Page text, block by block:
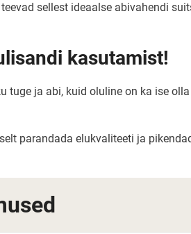
sellest ideaalse abivahendi
kasutamist!
tuge ja abi, kuid oluline on ka ise
parandada elukvaliteeti ja